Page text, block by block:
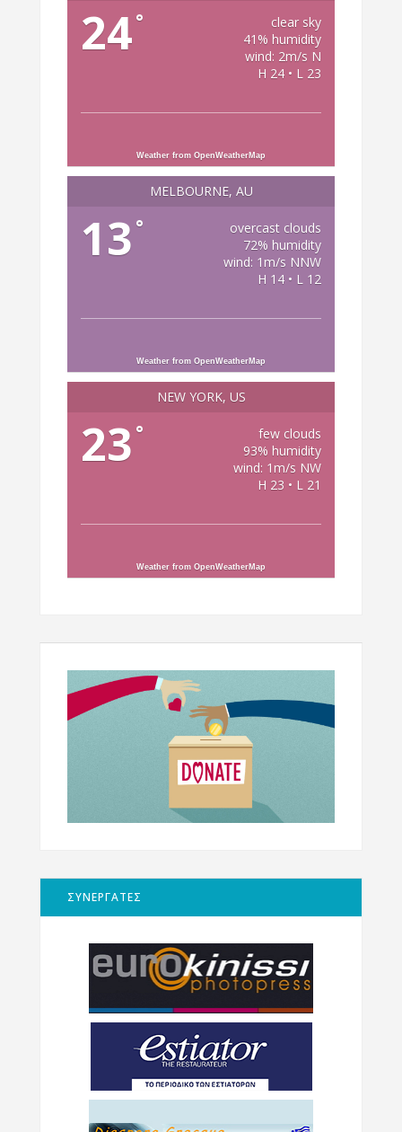
24°
clear sky
41% humidity
wind: 2m/s N
H 24 • L 23
Weather from OpenWeatherMap
MELBOURNE, AU
13 °
overcast clouds
72% humidity
wind: 1m/s NNW
H 14 • L 12
Weather from OpenWeatherMap
NEW YORK, US
23 °
few clouds
93% humidity
wind: 1m/s NW
H 23 • L 21
Weather from OpenWeatherMap
ΣΥΝΕΡΓΑΤΕΣ